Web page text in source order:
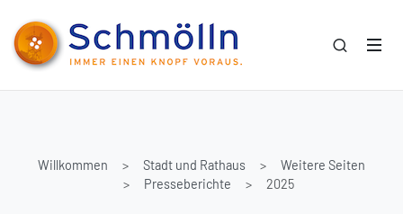
Willkommen Stadt und Rathaus
Weitere Seiten
Presseberichte
2025